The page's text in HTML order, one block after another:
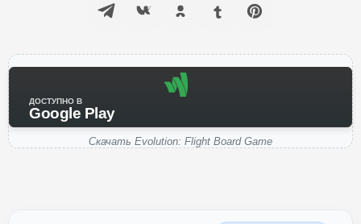
ДОСТУПНО В
Google Play
Скачать Evolution: Flight Board Game